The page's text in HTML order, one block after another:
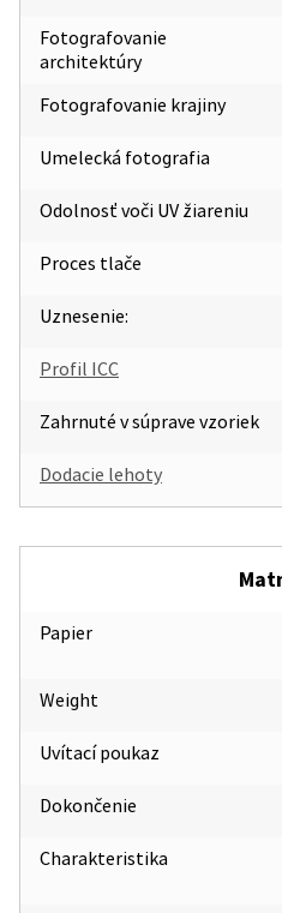
Fotografovanie
architektúry
Fotografovanie krajiny
Umelecká fotografia
Odolnosť voči UV žiareniu
Proces tlače
Uznesenie:
Profil ICC
Zahrnuté v súprave vzoriek
Dodacie lehoty
Papier
Weight
Uvítací poukaz
Dokončenie
Charakteristika